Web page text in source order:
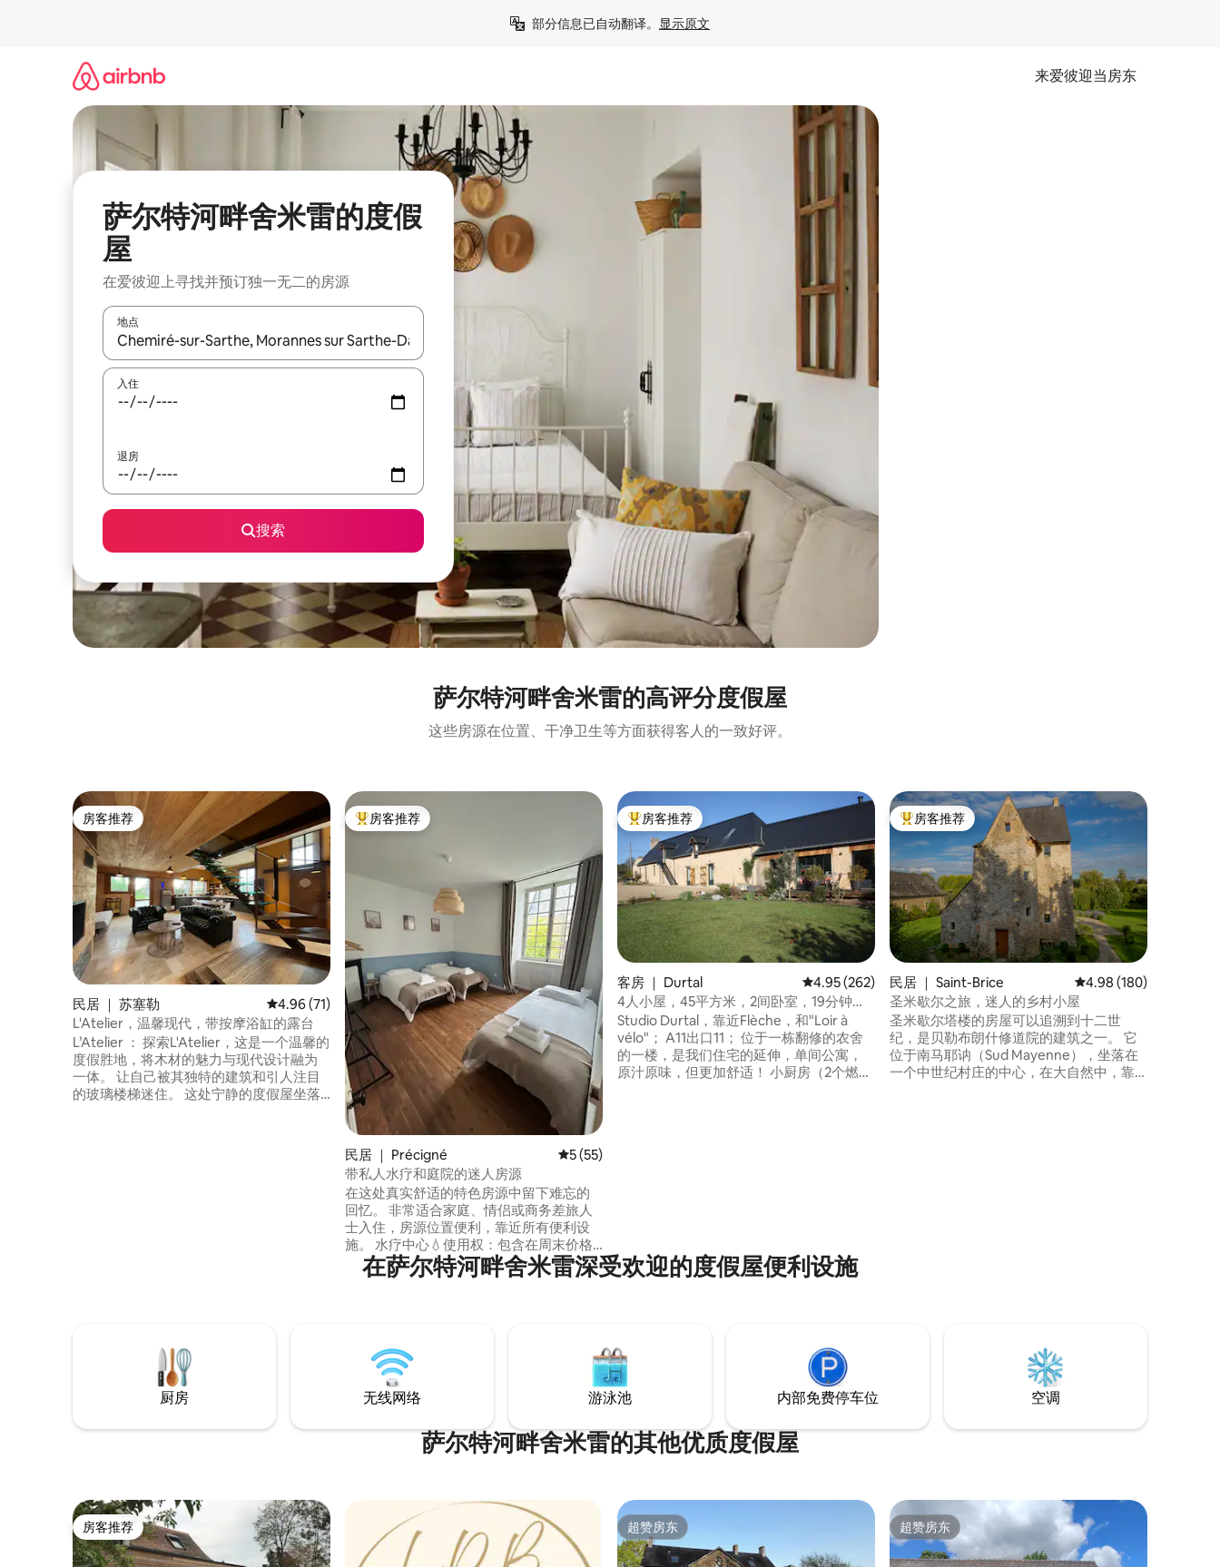
部分信息已自动翻译。 显示原文
来爱彼迎当房东
萨尔特河畔舍米雷的度假
屋
在爱彼迎上寻找并预订独一无二的房源
地点
如有搜索结果，请使用上下方向键查看，或通过点击或滑动手势浏览。
入住
退房
搜索
萨尔特河畔舍米雷的高评分度假屋
这些房源在位置、干净卫生等方面获得客人的一致好评。
房客推荐
房客推荐
民居 ｜ 苏塞勒 平均评分 4.96 分（满分 5 分），共 71 条评价
4.96 (71)
L'Atelier，温馨现代，带按摩浴缸的露台
L’Atelier ： 探索L'Atelier，这是一个温馨的
度假胜地，将木材的魅力与现代设计融为
一体。 让自己被其独特的建筑和引人注目
的玻璃楼梯迷住。 这处宁静的度假屋坐落
热门「房客推荐」
房客推荐
民居 ｜ Précigné 平均评分 5 分（满分 5 分），共 55 条评价
5 (55)
带私人水疗和庭院的迷人房源
在这处真实舒适的特色房源中留下难忘的
回忆。 非常适合家庭、情侣或商务差旅人
士入住，房源位置便利，靠近所有便利设
施。 水疗中心💧使用权：包含在周末价格
中，工作日可付费使用（35欧元/次） 距离
拉弗莱什动物园、Terra Botanica、Caves
热门「房客推荐」
房客推荐
客房 ｜ Durtal 平均评分 4.95 分（满分 5 分），共 262 条评价
4.95 (262)
4人小屋，45平方米，2间卧室，19分钟到
动物园
Studio Durtal，靠近Flèche，和"Loir à
vélo"； A11出口11； 位于一栋翻修的农舍
的一楼，是我们住宅的延伸，单间公寓，
原汁原味，但更加舒适！ 小厨房（2个燃气
热门「房客推荐」
房客推荐
民居 ｜ Saint-Brice 平均评分 4.98 分（满
4.98 (180)
圣米歇尔之旅，迷人的乡村小屋
圣米歇尔塔楼的房屋可以追溯到十二世
纪，是贝勒布朗什修道院的建筑之一。 它
位于南马耶讷（Sud Mayenne），坐落在
一个中世纪村庄的中心，在大自然中，靠
在萨尔特河畔舍米雷深受欢迎的度假屋便利设施
厨房 无线网络 游泳池 内部免费停车位 空调
萨尔特河畔舍米雷的其他优质度假屋
房客推荐
房客推荐 超赞房东
超赞房东 超赞房东
超赞房东